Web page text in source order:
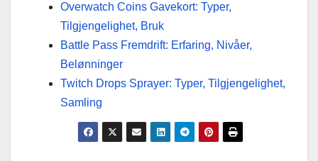
Overwatch Coins Gavekort: Typer,
Tilgjengelighet, Bruk
Battle Pass Fremdrift: Erfaring, Nivåer,
Belønninger
Twitch Drops Sprayer: Typer, Tilgjengelighet,
Samling